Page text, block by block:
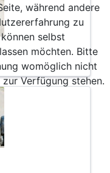
während andere
zu
selbst
möchten. Bitte
womöglich nicht
Verfügung stehen.